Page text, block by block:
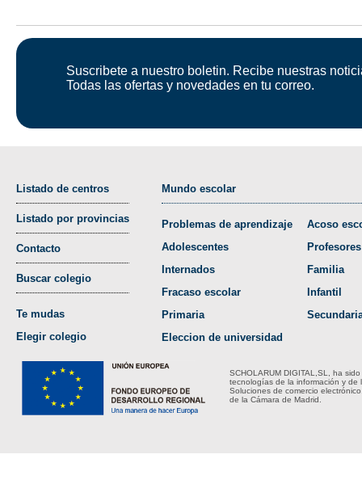
Suscribete a nuestro boletin. Recibe nuestras
Todas las ofertas y novedades en tu correo.
Listado de centros
Listado por provincias
Contacto
Buscar colegio
Te mudas
Elegir colegio
Mundo escolar
Problemas de aprendizaje
Adolescentes
Internados
Fracaso escolar
Primaria
Eleccion de universidad
Acoso
Profesores
Familia
Infantil
SCHOLARUM DIGITAL,SL, ha
tecnologías de la información y de
Soluciones de comercio
de la Cámara de Madrid.